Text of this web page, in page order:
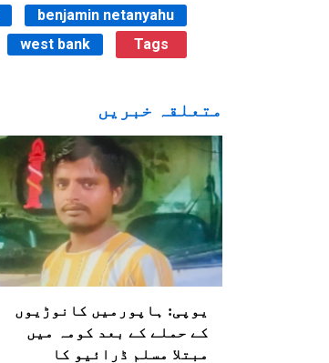
benjamin netanyahu
west bank Tags
متعلقہ خبریں
یوپی: ہاپورمیں کانوڑیوں
کے حملے کے بعد کومہ میں
مبتلا مسلم ڈرائیو کا